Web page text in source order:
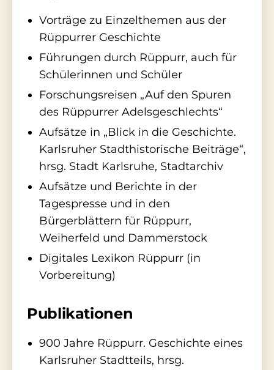
Vorträge zu Einzelthemen aus der
Rüppurrer Geschichte
Führungen durch Rüppurr, auch für
Schülerinnen und Schüler
Forschungsreisen „Auf den Spuren
des Rüppurrer Adelsgeschlechts“
Aufsätze in „Blick in die Geschichte.
Karlsruher Stadthistorische Beiträge“,
hrsg. Stadt Karlsruhe, Stadtarchiv
Aufsätze und Berichte in der
Tagespresse und in den
Bürgerblättern für Rüppurr,
Weiherfeld und Dammerstock
Digitales Lexikon Rüppurr (in
Vorbereitung)
Publikationen
900 Jahre Rüppurr. Geschichte eines
Karlsruher Stadtteils, hrsg.